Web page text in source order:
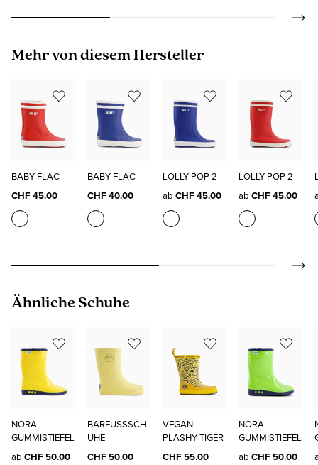
Produktgalerie überspringen
Mehr von diesem Hersteller
BABY FLAC
CHF 45.00
BABY FLAC
CHF 40.00
LOLLY POP 2
abCHF 45.00
LOLLY POP 2
ab CHF 45.00
Produktgalerie überspringen
Ähnliche Schuhe
NORA -
GUMMISTIEFEL
ab CHF 50.00
BARFUSSSCH
UHE
CHF 50.00
VEGAN
PLASHY TIGER
CHF 55.00
NORA -
GUMMISTIEFEL
ab CHF 50.00